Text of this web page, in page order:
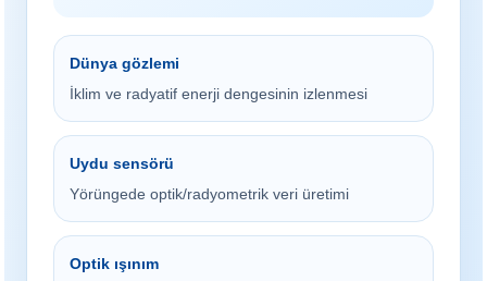
Dünya gözlemi
İklim ve radyatif enerji dengesinin izlenmesi
Uydu sensörü
Yörüngede optik/radyometrik veri üretimi
Optik ışınım